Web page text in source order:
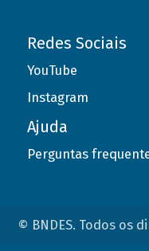
Redes Sociais
YouTube
Instagram
Ajuda
Perguntas
© BNDES. Todos os